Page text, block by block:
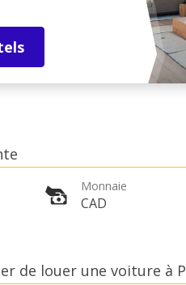
Monnaie
CAD
de louer une voiture à